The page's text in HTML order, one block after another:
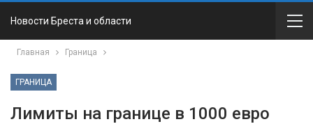
Новости Бреста и области
Главная Граница
ГРАНИЦА
Лимиты на границе в 1000 евро